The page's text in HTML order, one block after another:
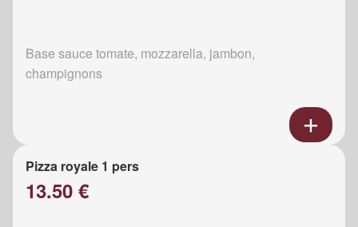
Base sauce tomate, mozzarella, jambon,
champignons
Pizza royale 1 pers
13.50 €